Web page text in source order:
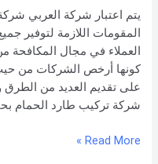
يتم اعتبار شركة العربي
المقومات اللازمة لتوفير
العملاء في مجال المكافحة
كونها أرخص الشركات من حيث
على تقديم العديد من الطرق
شركة تركيب طارد الحمام
Read More »